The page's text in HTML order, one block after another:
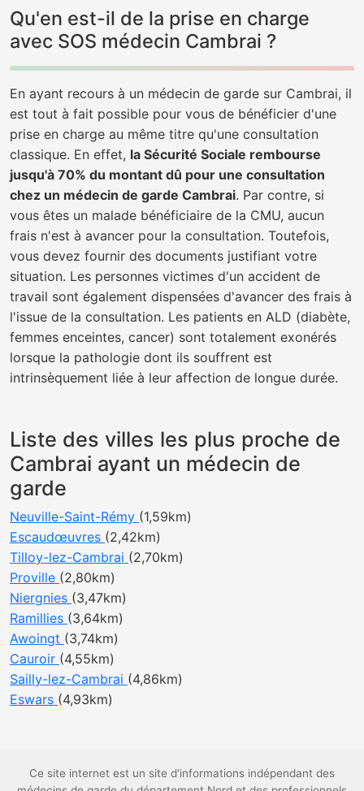
Qu'en est-il de la prise en charge
avec SOS médecin Cambrai ?
En ayant recours à un médecin de garde sur Cambrai, il
est tout à fait possible pour vous de bénéficier d'une
prise en charge au même titre qu'une consultation
classique. En effet, la Sécurité Sociale rembourse
jusqu'à 70% du montant dû pour une consultation
chez un médecin de garde Cambrai. Par contre, si
vous êtes un malade bénéficiaire de la CMU, aucun
frais n'est à avancer pour la consultation. Toutefois,
vous devez fournir des documents justifiant votre
situation. Les personnes victimes d'un accident de
travail sont également dispensées d'avancer des frais à
l'issue de la consultation. Les patients en ALD (diabète,
femmes enceintes, cancer) sont totalement exonérés
lorsque la pathologie dont ils souffrent est
intrinsèquement liée à leur affection de longue durée.
Liste des villes les plus proche de
Cambrai ayant un médecin de
garde
Neuville-Saint-Rémy (1,59km)
Escaudœuvres (2,42km)
Tilloy-lez-Cambrai (2,70km)
Proville (2,80km)
Niergnies (3,47km)
Ramillies (3,64km)
Awoingt (3,74km)
Cauroir (4,55km)
Sailly-lez-Cambrai (4,86km)
Eswars (4,93km)
Ce site internet est un site d'informations indépendant des